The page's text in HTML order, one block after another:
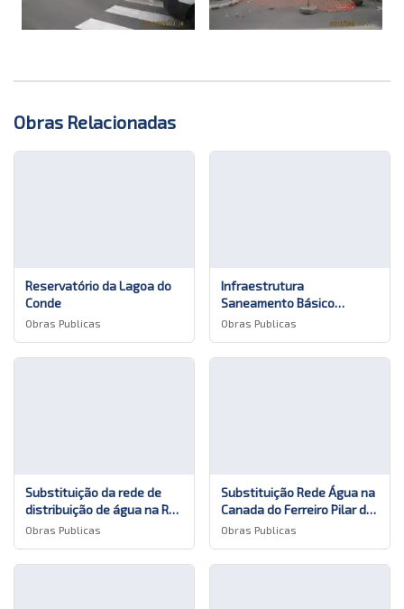
Obras Relacionadas
Reservatório da Lagoa do
Conde
Obras Publicas
Infraestrutura
Saneamento Básico
Alameda Belem São Roque
Obras Publicas
Substituição da rede de
distribuição de água na Rua
das Murtas nas Capelas
Obras Publicas
Substituição Rede Água na
Canada do Ferreiro Pilar da
Bretanha
Obras Publicas